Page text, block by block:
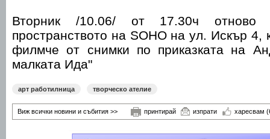
Вторник /10.06/ от 17.30ч
пространството на SOHO на ул. Искър
филмче от снимки по приказката на
малката Ида"
арт работилница творческо ателие
Виж всички новини и събития >> принтирай изпрати харесвам